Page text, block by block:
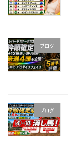
ブログ
ブログ